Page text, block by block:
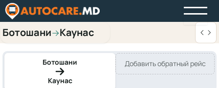
Ботошани→Каунас
Ботошани
Каунас
Добавить обратный рейс